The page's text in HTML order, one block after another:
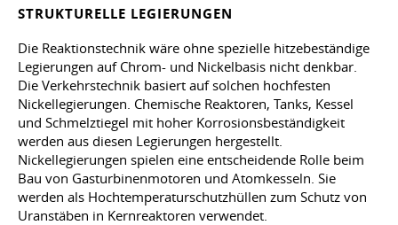
STRUKTURELLE LEGIERUNGEN
Die Reaktionstechnik wäre ohne spezielle hitzebeständige
Legierungen auf Chrom- und Nickelbasis nicht denkbar.
Die Verkehrstechnik basiert auf solchen hochfesten
Nickellegierungen. Chemische Reaktoren, Tanks, Kessel
und Schmelztiegel mit hoher Korrosionsbeständigkeit
werden aus diesen Legierungen hergestellt.
Nickellegierungen spielen eine entscheidende Rolle beim
Bau von Gasturbinenmotoren und Atomkesseln. Sie
werden als Hochtemperaturschutzhüllen zum Schutz von
Uranstäben in Kernreaktoren verwendet.